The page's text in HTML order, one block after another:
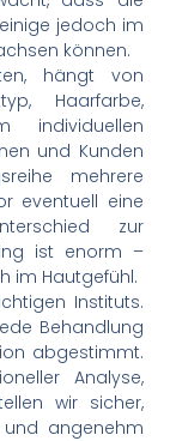
jedoch im
können.
hängt von
Haarfarbe,
individuellen
und Kunden
mehrere
eventuell eine
zur
ist enorm –
im Hautgefühl.
Instituts.
Behandlung
abgestimmt.
Analyse,
wir sicher,
angenehm